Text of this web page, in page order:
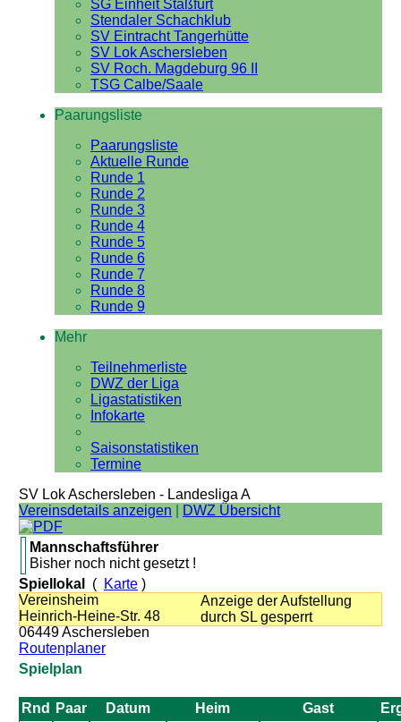
SG Einheit Staßfurt
Stendaler Schachklub
SV Eintracht Tangerhütte
SV Lok Aschersleben
SV Roch. Magdeburg 96 II
TSG Calbe/Saale
Paarungsliste
Paarungsliste
Aktuelle Runde
Runde 1
Runde 2
Runde 3
Runde 4
Runde 5
Runde 6
Runde 7
Runde 8
Runde 9
Mehr
Teilnehmerliste
DWZ der Liga
Ligastatistiken
Infokarte
Saisonstatistiken
Termine
SV Lok Aschersleben - Landesliga A
Vereinsdetails anzeigen
DWZ Übersicht
Mannschaftsführer
Bisher noch nicht gesetzt !
Spiellokal
( Karte)
Vereinsheim
Heinrich-Heine-Str. 48
06449 Aschersleben
Routenplaner
Anzeige der Aufstellung
durch SL gesperrt
Spielplan
Rnd Paar Datum Heim Gast